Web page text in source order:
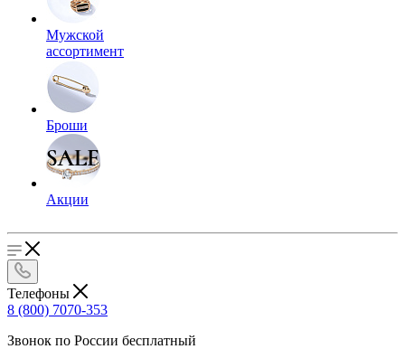
Мужской
ассортимент
Броши
Акции
Телефоны
8 (800) 7070-353
Звонок по России бесплатный